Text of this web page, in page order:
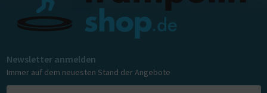
Newsletter anmelden
Immer auf dem neuesten Stand der Angebote